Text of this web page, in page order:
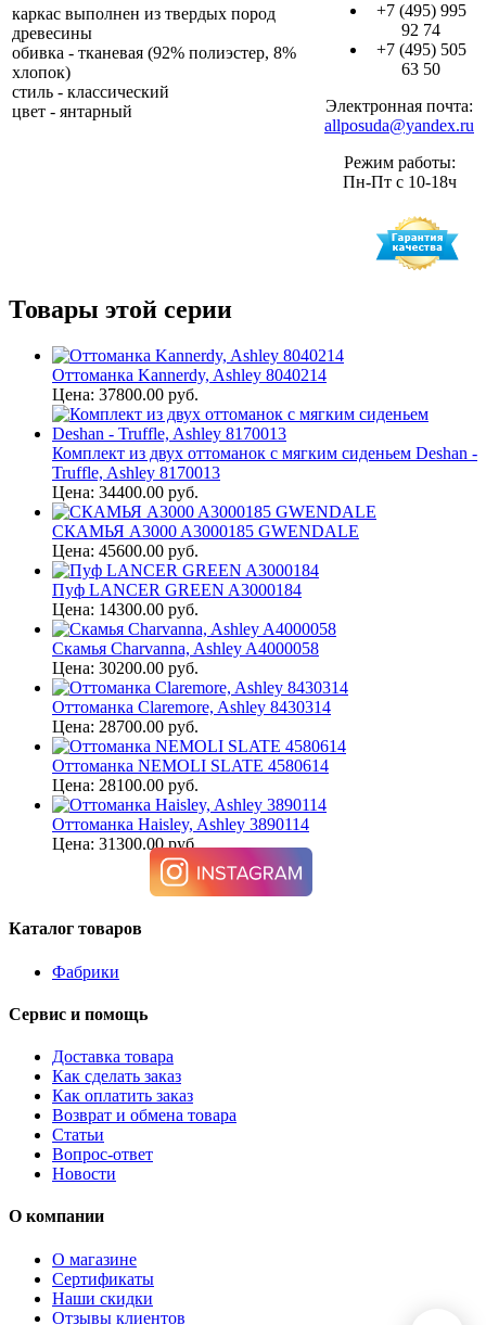
каркас выполнен из твердых пород
древесины
обивка - тканевая (92% полиэстер, 8%
хлопок)
стиль - классический
цвет - янтарный
+7 (495) 995
92 74
+7 (495) 505
63 50
Электронная почта:
allposuda@yandex.ru
Режим работы:
Пн-Пт с 10-18ч
Товары этой серии
Оттоманка Kannerdy, Ashley 8040214
Цена: 37800.00 руб.
Комплект из двух оттоманок с мягким сиденьем Deshan -
Truffle, Ashley 8170013
Цена: 34400.00 руб.
СКАМЬЯ A3000 A3000185 GWENDALE
Цена: 45600.00 руб.
Пуф LANCER GREEN A3000184
Цена: 14300.00 руб.
Скамья Charvanna, Ashley A4000058
Цена: 30200.00 руб.
Оттоманка Claremore, Ashley 8430314
Цена: 28700.00 руб.
Оттоманка NEMOLI SLATE 4580614
Цена: 28100.00 руб.
Оттоманка Haisley, Ashley 3890114
Цена: 31300.00 руб.
Каталог товаров
Фабрики
Сервис и помощь
Доставка товара
Как сделать заказ
Как оплатить заказ
Возврат и обмена товара
Статьи
Вопрос-ответ
Новости
О компании
О магазине
Сертификаты
Наши скидки
Отзывы клиентов